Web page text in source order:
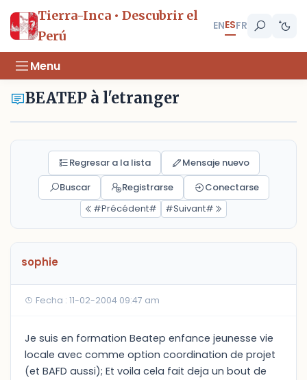
Tierra-Inca • Descubrir el
Perú
ENESFR
Menu
BEATEP à l'etranger
Regresar a la lista
Mensaje nuevo
Buscar
Registrarse
Conectarse
#Précédent#
#Suivant#
sophie
Fecha : 11-02-2004 09:47 am
Je suis en formation Beatep enfance jeunesse vie
locale avec comme option coordination de projet
(et BAFD aussi); Et voila cela fait deja un bout de